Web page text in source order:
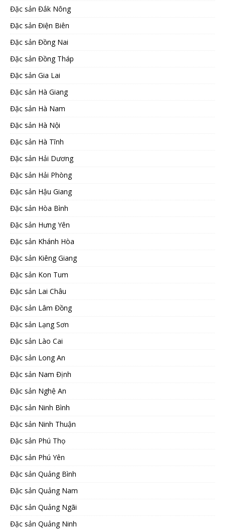
Đặc sản Đắk Nông
Đặc sản Điện Biên
Đặc sản Đồng Nai
Đặc sản Đồng Tháp
Đặc sản Gia Lai
Đặc sản Hà Giang
Đặc sản Hà Nam
Đặc sản Hà Nội
Đặc sản Hà Tĩnh
Đặc sản Hải Dương
Đặc sản Hải Phòng
Đặc sản Hậu Giang
Đặc sản Hòa Bình
Đặc sản Hưng Yên
Đặc sản Khánh Hòa
Đặc sản Kiêng Giang
Đặc sản Kon Tum
Đặc sản Lai Châu
Đặc sản Lâm Đồng
Đặc sản Lạng Sơn
Đặc sản Lào Cai
Đặc sản Long An
Đặc sản Nam Định
Đặc sản Nghệ An
Đặc sản Ninh Bình
Đặc sản Ninh Thuận
Đặc sản Phú Thọ
Đặc sản Phú Yên
Đặc sản Quảng Bình
Đặc sản Quảng Nam
Đặc sản Quảng Ngãi
Đặc sản Quảng Ninh